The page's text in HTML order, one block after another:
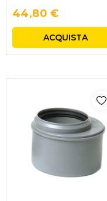
44,80 €
ACQUISTA